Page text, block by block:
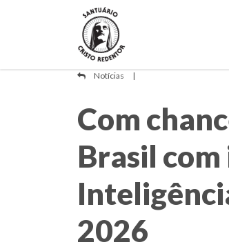
Notícias |
Com
Brasil
2026